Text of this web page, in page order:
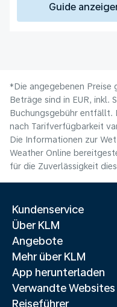
Guide
*Die angegebenen Preise
Beträge sind in EUR, inkl.
Buchungsgebühr entfällt.
nach Tarifverfügbarkeit
Die Informationen zur
Weather Online
für die Zuverlässigkeit
Kundenservice
Über KLM
Angebote
Mehr über KLM
App herunterladen
Verwandte Websites
Reiseführer